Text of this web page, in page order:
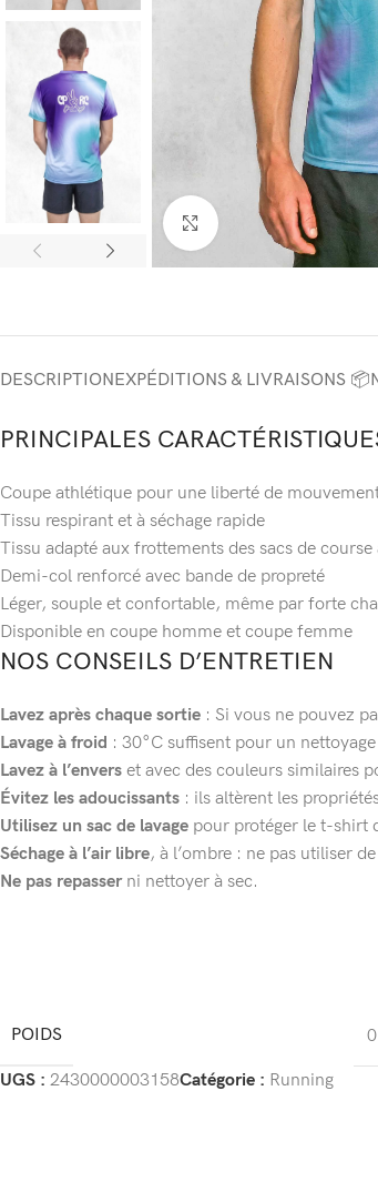
Cliquez pour agrandir
DESCRIPTIONEXPÉDITIONS & LIVRAISONS 📦
PRINCIPALES
Coupe athlétique pour une liberté de
Tissu respirant et à séchage rapide
Tissu adapté aux frottements des sacs de
Demi-col renforcé avec bande de propreté
Léger, souple et confortable, même par forte
Disponible en coupe homme et coupe femme
NOS CONSEILS D’ENTRETIEN
Lavez après chaque sortie : Si vous ne pouvez
Lavage à froid : 30°C suffisent pour un
Lavez à l’envers et avec des couleurs similaires
Évitez les adoucissants : ils altèrent les
Utilisez un sac de lavage pour protéger le t-shirt
Séchage à l’air libre, à l’ombre : ne pas utiliser
Ne pas repasserni nettoyer à sec.
POIDS
UGS : 2430000003158Catégorie : Running